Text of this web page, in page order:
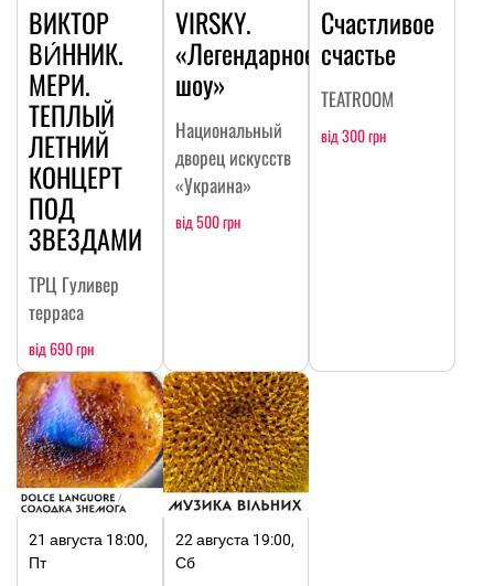
ВИКТОР
ВИ́ННИК.
МЕРИ.
ТЕПЛЫЙ
ЛЕТНИЙ
КОНЦЕРТ
ПОД
ЗВЕЗДАМИ
ТРЦ Гуливер
терраса
від 690 грн
VIRSKY.
«Легендарное
шоу»
Национальный
дворец искусств
«Украина»
від 500 грн
Счастливое
счастье
TEATROOM
від 300 грн
21 августа 18:00,
Пт
22 августа 19:00,
Сб